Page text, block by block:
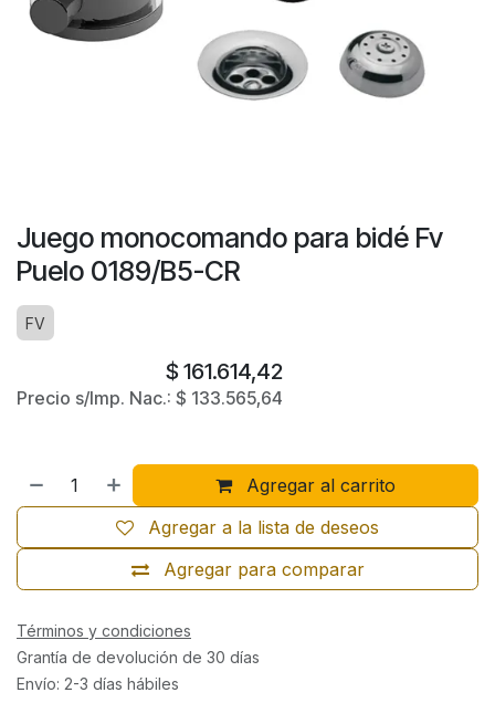
Juego monocomando para bidé Fv
Puelo 0189/B5-CR
FV
$ 161.614,42
Precio s/Imp. Nac.: $ 133.565,64
Agregar al carrito
Agregar para comparar
Agregar a la lista de deseos
Términos y condiciones
Grantía de devolución de 30 días
Envío: 2-3 días hábiles